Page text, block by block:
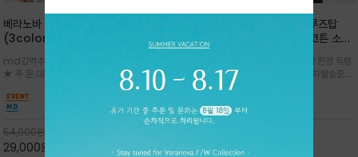
베라노바 심플 VN13 코튼탑
(3color)*썸머 바이오 강연/ 스판 너
무 좋고 옷감 시원한 프리미엄 소재 / 군
더더기 없이 깔끔한 무드가 매력적인
VN13 코튼 티셔츠
md강력추천 2026 신상품 ★한정 대박 세일
★ 주.문.대.폭.주 - 전컬러 인기~순차발송중
~~3차 리오더 ★ 기분좋게 적당히 슬림하게~ 편
안함을 동시에 느낄수 있으며 차분하고 필요한
컬러웨이로 단독 또는 린넨 자켓/ 여름점퍼 안에
코디하기 만능템 입니다^^
54,000원
29,000원
베라노바 뉴요커 레터링 나염 루즈탑
(2color)*부드럽고 유연한 코튼 소재
가 몸을 따라 자연스럽게 흐르듯 떨어져,
박시한 사이즈임에도 오히려 체형을 슬
림하고 가녀리게 보여줍니다
★창고 대방출 초득템 찬스 ★★소량 한정 득템
찬스~주.문.대.폭.주 - 5차 재입고 순차발송중
`~★ 맨살에 닿아도 기분 좋은 부드러운 코튼이
럴하면서도 한여름까지 입는 프리미엄 코튼/반
바지에 루즈하게 입어도 시크
26,000원 55%